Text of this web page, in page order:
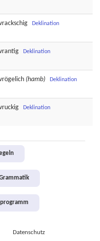
Deklination
Deklination
(hamb) Deklination
Deklination
Datenschutz